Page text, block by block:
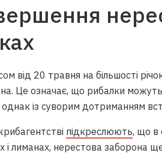
від 20 травня на більшості
Це означає, що рибалки
однак із суворим дотриманням
підкреслюють, що в
і лиманах, нерестова заборона